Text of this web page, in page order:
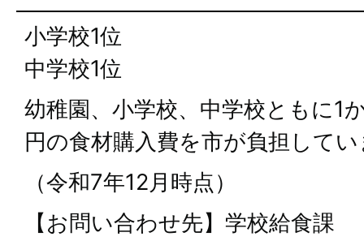
小学校1位
中学校1位
幼稚園、小学校、中学校ともに1
円の食材購入費を市が負担して
（令和7年12月時点）
【お問い合わせ先】学校給食課